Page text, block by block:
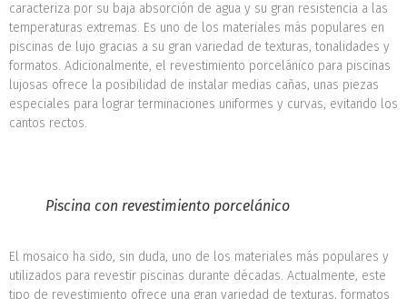
caracteriza por su baja absorción de agua y su gran resistencia a las
temperaturas extremas. Es uno de los materiales más populares en
piscinas de lujo gracias a su gran variedad de texturas, tonalidades y
formatos. Adicionalmente, el revestimiento porcelánico para piscinas
lujosas ofrece la posibilidad de instalar medias cañas, unas piezas
especiales para lograr terminaciones uniformes y curvas, evitando los
cantos rectos.
Piscina con revestimiento porcelánico
El mosaico ha sido, sin duda, uno de los materiales más populares y
utilizados para revestir piscinas durante décadas. Actualmente, este
tipo de revestimiento ofrece una gran variedad de texturas, formatos